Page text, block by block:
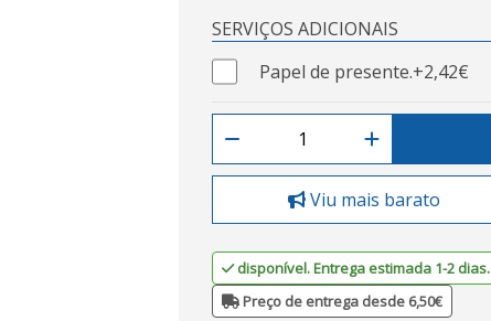
SERVIÇOS ADICIONAIS
Papel de presente.+2,42€
Viu mais barato
disponível. Entrega estimada 1-2 dias.
Preço de entrega desde 6,50€